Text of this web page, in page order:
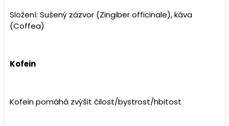
Složení: Sušený zázvor (Zingiber officinale), káva
(Coffea)
Kofein
Kofein pomáhá zvýšit čilost/bystrost/hbitost